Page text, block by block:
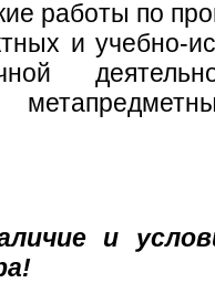
работы по
и учебно-
и